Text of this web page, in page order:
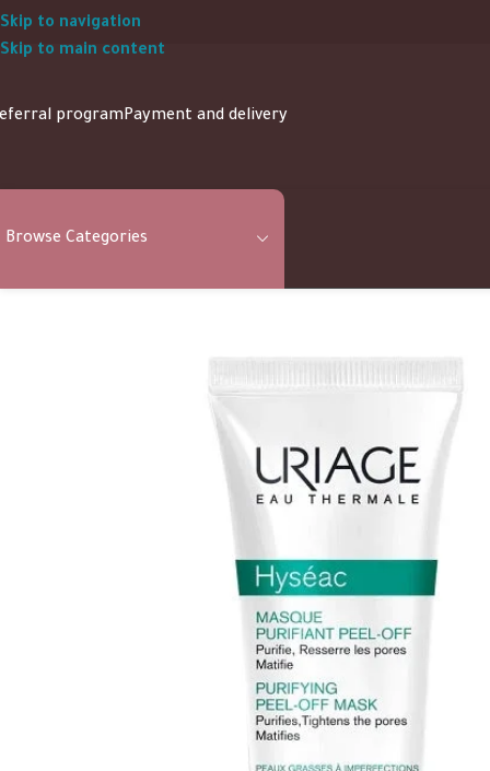
Skip to navigation
Skip to main content
programPayment and delivery
Browse Categories